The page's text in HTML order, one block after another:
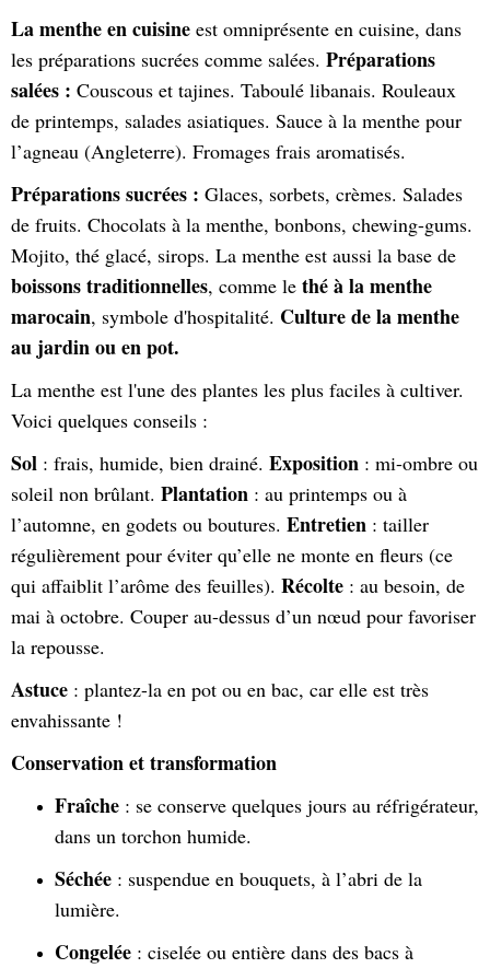
La menthe en cuisine est omniprésente en cuisine, dans
les préparations sucrées comme salées. Préparations
salées : Couscous et tajines. Taboulé libanais. Rouleaux
de printemps, salades asiatiques. Sauce à la menthe pour
l’agneau (Angleterre). Fromages frais aromatisés.
Préparations sucrées : Glaces, sorbets, crèmes. Salades
de fruits. Chocolats à la menthe, bonbons, chewing-gums.
Mojito, thé glacé, sirops. La menthe est aussi la base de
boissons traditionnelles, comme le thé à la menthe
marocain, symbole d'hospitalité. Culture de la menthe
au jardin ou en pot.
La menthe est l'une des plantes les plus faciles à cultiver.
Voici quelques conseils :
Sol : frais, humide, bien drainé. Exposition : mi-ombre ou
soleil non brûlant. Plantation : au printemps ou à
l’automne, en godets ou boutures. Entretien : tailler
régulièrement pour éviter qu’elle ne monte en fleurs (ce
qui affaiblit l’arôme des feuilles). Récolte : au besoin, de
mai à octobre. Couper au-dessus d’un nœud pour favoriser
la repousse.
Astuce : plantez-la en pot ou en bac, car elle est très
envahissante !
Conservation et transformation
Fraîche : se conserve quelques jours au réfrigérateur,
dans un torchon humide.
Séchée : suspendue en bouquets, à l’abri de la
lumière.
Congelée : ciselée ou entière dans des bacs à